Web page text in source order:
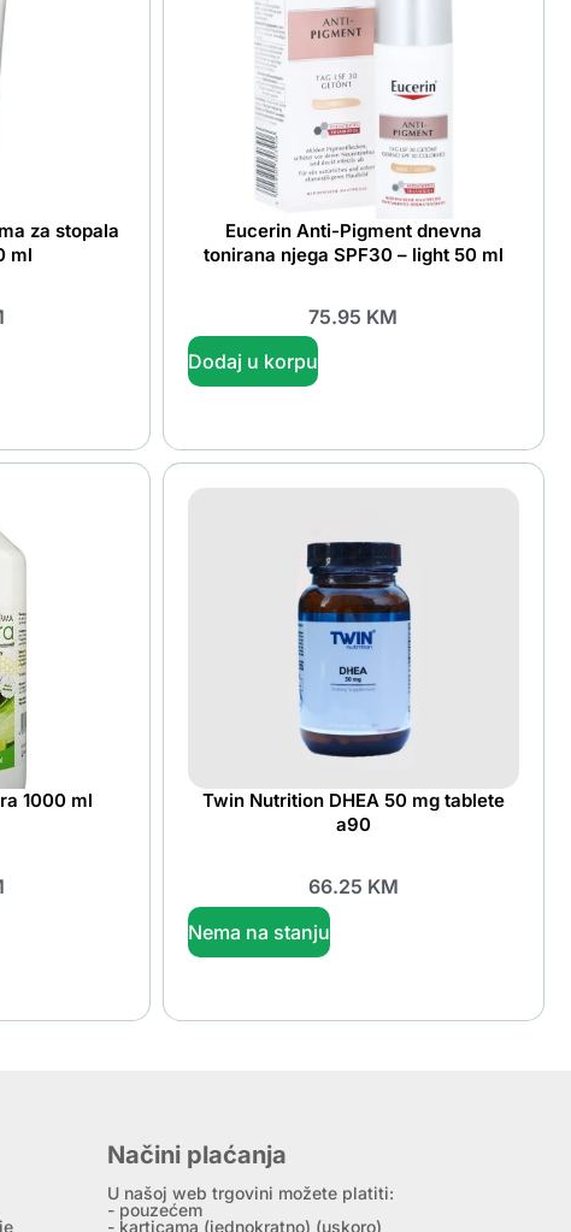
za stopala
ml
Eucerin Anti-Pigment dnevna
tonirana njega SPF30 – light 50 ml
75.95 KM
Dodaj u korpu
1000 ml
Twin Nutrition DHEA 50 mg tablete
a90
66.25 KM
Nema na stanju
Načini plaćanja
U našoj web trgovini možete platiti:
- pouzećem
- karticama (jednokratno) (uskoro)